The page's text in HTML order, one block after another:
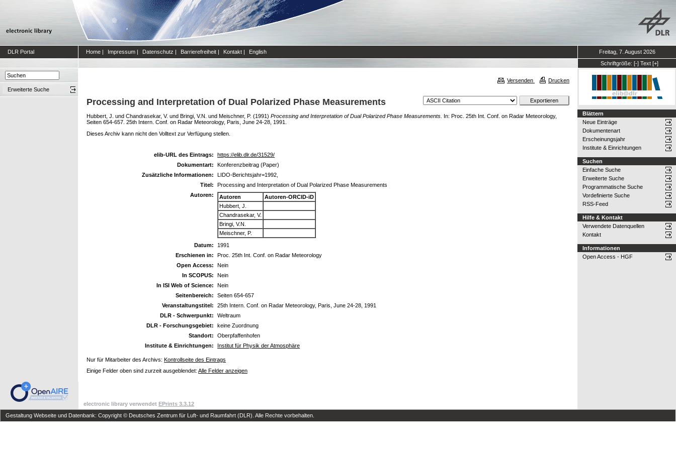
DLR Portal Home | Impressum | Datenschutz | Barrierefreiheit | Kontakt | English
Freitag, 7. August 2026
Schriftgröße: [-] Text [+]
Erweiterte Suche
Versenden Drucken
Processing and Interpretation of Dual Polarized Phase Measurements
Hubbert, J. und Chandrasekar, V. und Bringi, V.N. und Meischner, P. (1991) Processing and Interpretation of Dual Polarized Phase Measurements. In: Proc. 25th Int. Conf. on Radar Meteorology,
Seiten 654-657. 25th Intern. Conf. on Radar Meteorology, Paris, June 24-28, 1991.
Dieses Archiv kann nicht den Volltext zur Verfügung stellen.
elib-URL des Eintrags:
https://elib.dlr.de/31529/
Dokumentart:
Konferenzbeitrag (Paper)
Zusätzliche Informationen:
LIDO-Berichtsjahr=1992,
Titel:
Processing and Interpretation of Dual Polarized Phase Measurements
Autoren:
Autoren
Autoren-ORCID-iD
Hubbert, J.
Chandrasekar, V.
Bringi, V.N.
Meischner, P.
Datum:
1991
Erschienen in:
Proc. 25th Int. Conf. on Radar Meteorology
Open Access:
Nein
In SCOPUS:
Nein
In ISI Web of Science:
Nein
Seitenbereich:
Seiten 654-657
Veranstaltungstitel:
25th Intern. Conf. on Radar Meteorology, Paris, June 24-28, 1991
DLR - Schwerpunkt:
Weltraum
DLR - Forschungsgebiet:
keine Zuordnung
Standort:
Oberpfaffenhofen
Institute & Einrichtungen:
Institut für Physik der Atmosphäre
Nur für Mitarbeiter des Archivs: Kontrollseite des Eintrags
Einige Felder oben sind zurzeit ausgeblendet: Alle Felder anzeigen
Blättern
Neue Einträge
Dokumentenart
Erscheinungsjahr
Institute & Einrichtungen
Suchen
Einfache Suche
Erweiterte Suche
Programmatische Suche
Vordefinierte Suche
RSS-Feed
Hilfe & Kontakt
Verwendete Datenquellen
Kontakt
Informationen
Open Access - HGF
electronic library verwendet EPrints 3.3.12
Gestaltung Webseite und Datenbank: Copyright © Deutsches Zentrum für Luft- und Raumfahrt (DLR). Alle Rechte vorbehalten.